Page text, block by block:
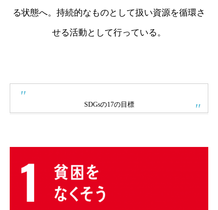
る状態へ。持続的なものとして扱い資源を循環さ
せる活動として行っている。
SDGsの17の目標